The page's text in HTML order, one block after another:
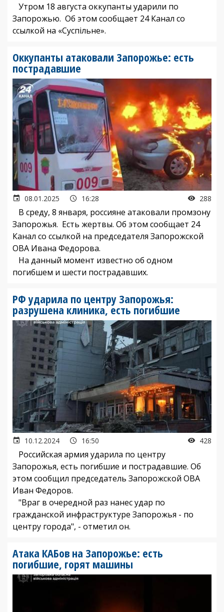
Утром 18 августа оккупанты ударили по
Запорожью. Об этом сообщает 24 Канал со
ссылкой на «Суспільне».
Оккупанты атаковали Запорожье: есть
пострадавшие
08.01.2025 16:28 288
В среду, 8 января, россияне атаковали промзону
Запорожья. Есть жертвы. Об этом сообщает 24
Канал со ссылкой на председателя Запорожской
ОВА Ивана Федорова.
На данный момент известно об одном
погибшем и шести пострадавших.
РФ ударила по центру Запорожья:
разрушена клиника, есть погибшие
10.12.2024 16:50 428
Российская армия ударила по центру
Запорожья, есть погибшие и пострадавшие. Об
этом сообщил председатель Запорожской ОВА
Иван Федоров.
"Враг в очередной раз нанес удар по
гражданской инфраструктуре Запорожья - по
центру города", - отметил он.
Атака КАБов на Запорожье: есть
погибшие, горят машины